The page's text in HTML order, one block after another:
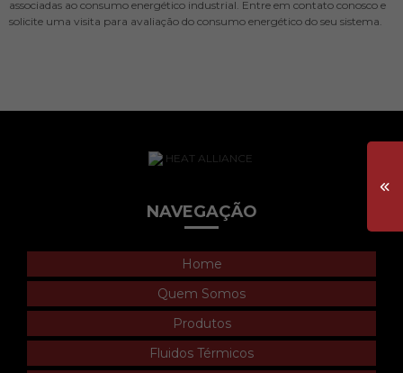
associadas ao consumo energético industrial. Entre em contato conosco e
solicite uma visita para avaliação do consumo energético do seu sistema.
NAVEGAÇÃO
Home
Quem Somos
Produtos
Fluidos Térmicos